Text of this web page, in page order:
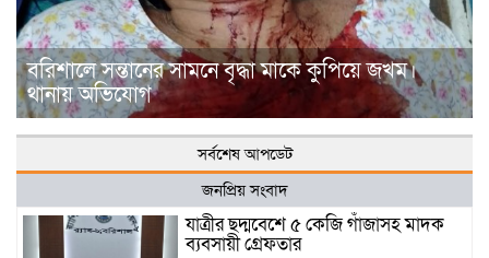
বরিশালে সন্তানের সামনে বৃদ্ধা মাকে কুপিয়ে জখম।
থানায় অভিযোগ
সর্বশেষ আপডেট
জনপ্রিয় সংবাদ
যাত্রীর ছদ্মবেশে ৫ কেজি গাঁজাসহ মাদক
ব্যবসায়ী গ্রেফতার